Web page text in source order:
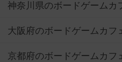
神奈川県のボードゲームカ
大阪府のボードゲームカフ
京都府のボードゲームカフ